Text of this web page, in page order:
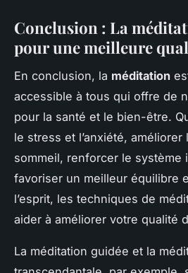
Conclusion : La
pour une meilleure
En conclusion, la méditation
accessible à tous qui offre de
pour la santé et le bien-être.
le stress et l’anxiété, améliorer
sommeil, renforcer le système
favoriser un meilleur équilibre
l’esprit, les techniques de
aider à améliorer votre qualité
La méditation guidée et la